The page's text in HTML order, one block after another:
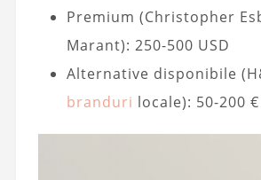
Premium (Christopher
Marant): 250-500 USD
Alternative disponibile
branduri locale): 50-200 €